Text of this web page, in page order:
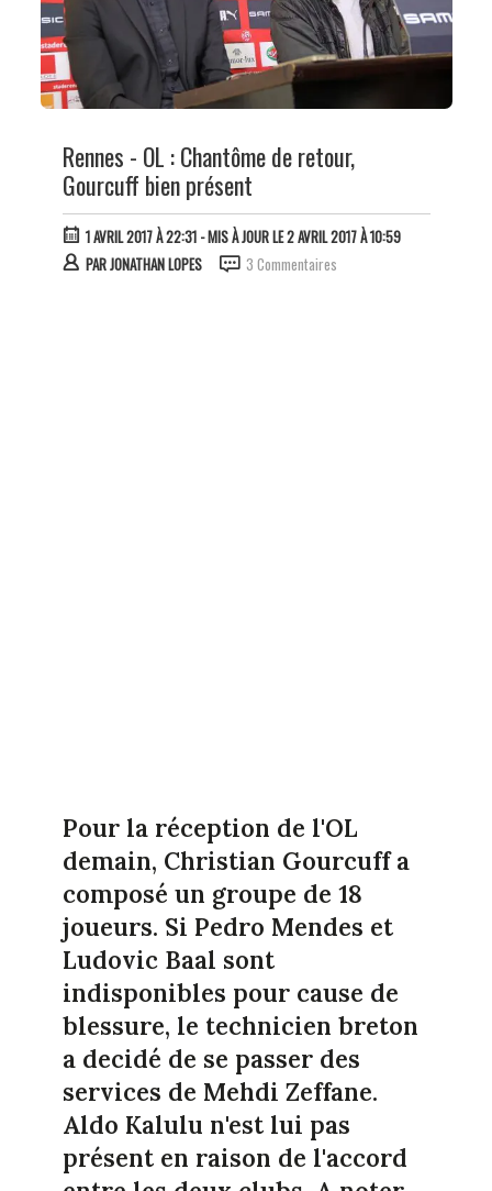
Rennes - OL : Chantôme de retour,
Gourcuff bien présent
1 AVRIL 2017 À 22:31- MIS À JOUR LE 2 AVRIL 2017 À 10:59
PARJONATHAN LOPES 3 Commentaires
Pour la réception de l'OL
demain, Christian Gourcuff a
composé un groupe de 18
joueurs. Si Pedro Mendes et
Ludovic Baal sont
indisponibles pour cause de
blessure, le technicien breton
a decidé de se passer des
services de Mehdi Zeffane.
Aldo Kalulu n'est lui pas
présent en raison de l'accord